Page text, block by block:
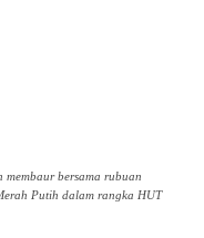
bersama rubuan
Putih dalam rangka HUT